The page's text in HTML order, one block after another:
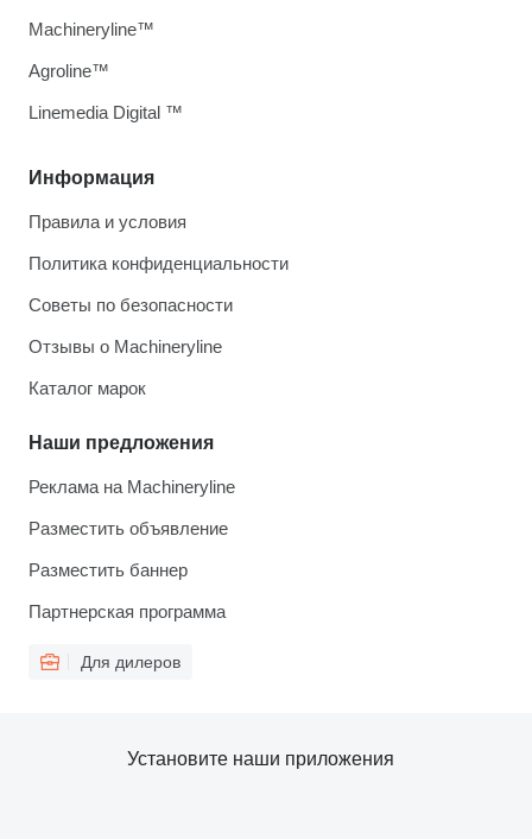
Информация
Правила и условия
Политика конфиденциальности
Советы по безопасности
Отзывы о Machineryline
Каталог марок
Наши предложения
Реклама на Machineryline
Разместить объявление
Разместить баннер
Партнерская программа
Для дилеров
Machineryline™
Agroline™
Linemedia Digital ™
Установите наши приложения